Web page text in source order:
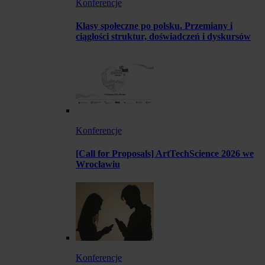
Konferencje
Klasy społeczne po polsku. Przemiany i
ciągłości struktur, doświadczeń i dyskursów
Konferencje
[Call for Proposals] ArtTechScience 2026 we
Wrocławiu
Konferencje